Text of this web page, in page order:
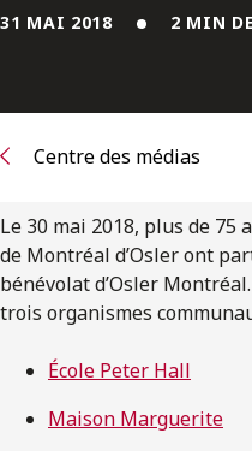
S’abonner aux articles
S’abonner
31 MAI 2018 2 MIN
Centre des médias
Le 30 mai 2018, plus de 75
de Montréal d’Osler ont
bénévolat d’Osler
trois organismes
École Peter Hall
Maison Marguerite